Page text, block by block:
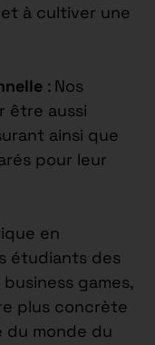
à cultiver une
: Nos
être aussi
ainsi que
pour leur
en
étudiants des
games,
plus concrète
monde du